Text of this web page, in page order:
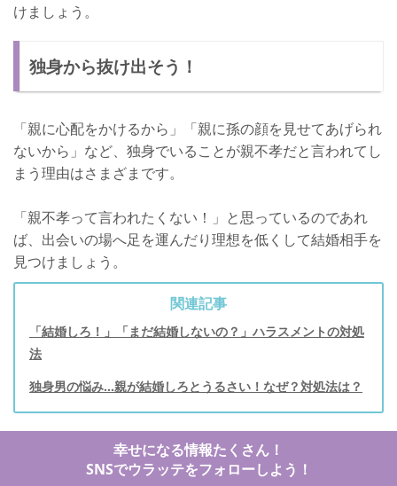
けましょう。
独身から抜け出そう！
「親に心配をかけるから」「親に孫の顔を見せてあげられ
ないから」など、独身でいることが親不孝だと言われてし
まう理由はさまざまです。
「親不孝って言われたくない！」と思っているのであれ
ば、出会いの場へ足を運んだり理想を低くして結婚相手を
見つけましょう。
関連記事
「結婚しろ！」「まだ結婚しないの？」ハラスメントの対処
法
独身男の悩み…親が結婚しろとうるさい！なぜ？対処法は？
幸せになる情報たくさん！
SNSでウラッテをフォローしよう！